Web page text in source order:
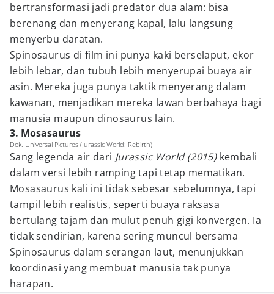
bertransformasi jadi predator dua alam: bisa
berenang dan menyerang kapal, lalu langsung
menyerbu daratan.
Spinosaurus di film ini punya kaki berselaput, ekor
lebih lebar, dan tubuh lebih menyerupai buaya air
asin. Mereka juga punya taktik menyerang dalam
kawanan, menjadikan mereka lawan berbahaya bagi
manusia maupun dinosaurus lain.
3. Mosasaurus
Dok. Universal Pictures (Jurassic World: Rebirth)
Sang legenda air dari Jurassic World (2015)kembali
dalam versi lebih ramping tapi tetap mematikan.
Mosasaurus kali ini tidak sebesar sebelumnya, tapi
tampil lebih realistis, seperti buaya raksasa
bertulang tajam dan mulut penuh gigi konvergen. Ia
tidak sendirian, karena sering muncul bersama
Spinosaurus dalam serangan laut, menunjukkan
koordinasi yang membuat manusia tak punya
harapan.